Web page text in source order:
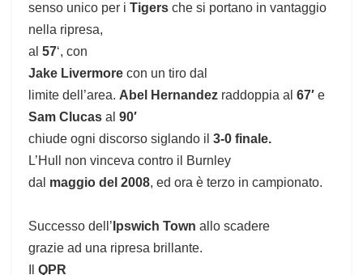
senso unico per i Tigers che si portano in vantaggio
nella ripresa,
al 57‘, con
Jake Livermore con un tiro dal
limite dell’area. Abel Hernandez raddoppia al 67′ e
Sam Clucas al 90′
chiude ogni discorso siglando il 3-0 finale.
L’Hull non vinceva contro il Burnley
dal maggio del 2008, ed ora è terzo in campionato.
Successo dell’ Ipswich Town allo scadere
grazie ad una ripresa brillante.
QPR